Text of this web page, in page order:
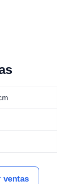
ventas